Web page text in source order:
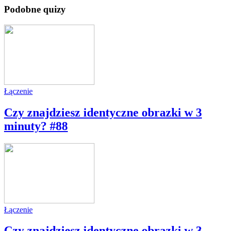
Podobne quizy
Łączenie
Czy znajdziesz identyczne obrazki w 3
minuty? #88
Łączenie